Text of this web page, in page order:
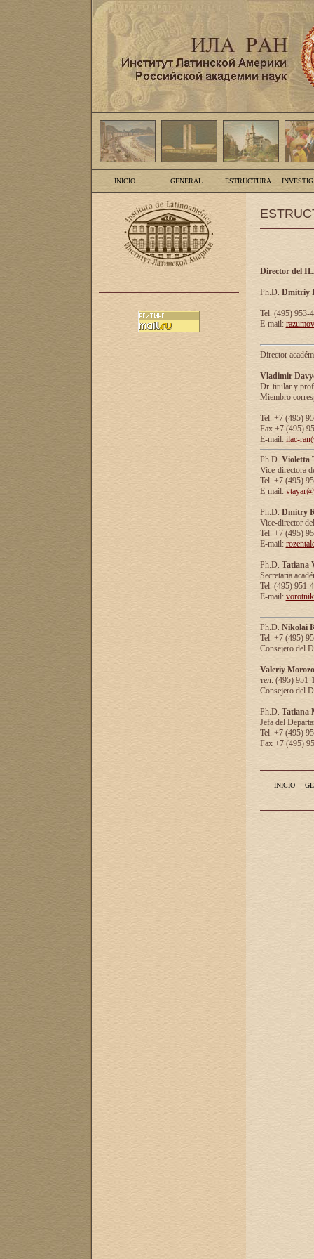
INICIO GENERAL ESTRUCTURA
Director del
Ph.D. Dmitriy
Tel. (495) 953-
E-mail:
Director
Vladimir
Dr. titular y
Miembro
Tel. +7 (495)
Fax +7 (495)
E-mail: ilac-
Ph.D. Violetta
Vice-directora
Tel. +7 (495)
E-mail:
Ph.D. Dmitry
Vice-director
Tel. +7 (495)
E-mail:
Ph.D. Tatiana
Secretaria
Tel. (495) 951-
E-mail:
Ph.D. Nikolai
Tel. +7 (495)
Consejero del
Valeriy
тел. (495) 951-
Consejero del
Ph.D. Tatiana
Jefa del
Tel. +7 (495)
Fax +7 (495)
INICIO